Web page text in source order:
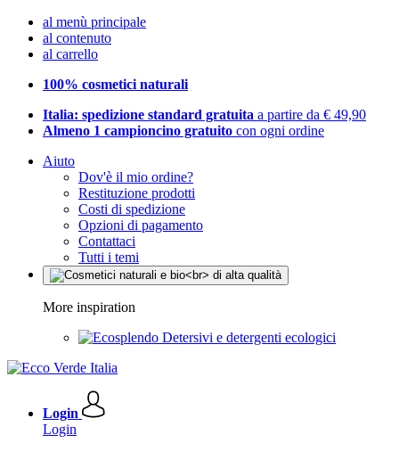
al menù principale
al contenuto
al carrello
100% cosmetici naturali
Italia: spedizione standard gratuita a partire da € 49,90
Almeno 1 campioncino gratuito con ogni ordine
Aiuto
Dov'è il mio ordine?
Restituzione prodotti
Costi di spedizione
Opzioni di pagamento
Contattaci
Tutti i temi
More inspiration
Detersivi e detergenti ecologici
Login
Login